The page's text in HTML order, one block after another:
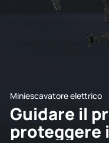
Miniescavatore elettrico
Guidare il
proteggere